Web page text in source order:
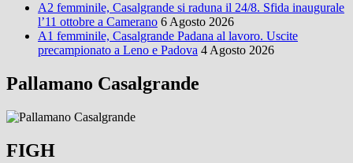
A2 femminile, Casalgrande si raduna il 24/8. Sfida inaugurale
l’11 ottobre a Camerano 6 Agosto 2026
A1 femminile, Casalgrande Padana al lavoro. Uscite
precampionato a Leno e Padova 4 Agosto 2026
Pallamano Casalgrande
FIGH